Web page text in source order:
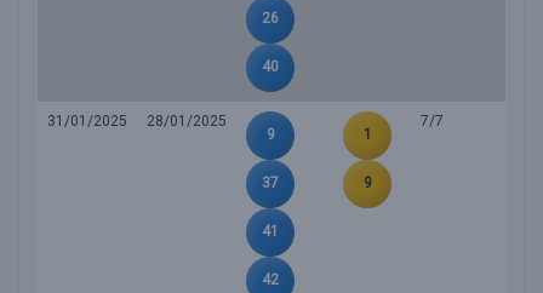
26
40
31/01/2025
28/01/2025
9
37
41
42
1
9
7/7